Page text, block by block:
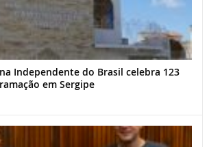
Independente do Brasil celebra 123
em Sergipe